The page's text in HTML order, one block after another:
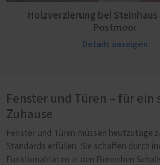
Holzverzierung bei
Postmoor
Details anzeigen
Fenster und Türen – für ein
Zuhause
Fenster und Türen müssen heutzutage
Standards erfüllen. Sie schaffen durch
Funktionalitäten in den Bereichen